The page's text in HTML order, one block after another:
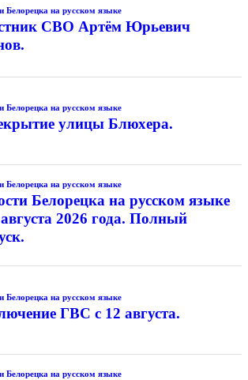
Белорецка на русском языке
СВО Артём Юрьевич
Белорецка на русском языке
улицы Блюхера.
Белорецка на русском языке
Белорецка на русском языке
2026 года. Полный
Белорецка на русском языке
ГВС с 12 августа.
Белорецка на русском языке